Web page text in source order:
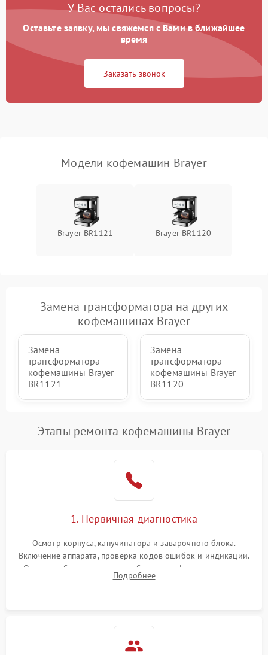
У Вас остались вопросы?
Оставьте заявку, мы свяжемся с Вами в ближайшее
время
Заказать звонок
Модели кофемашин Brayer
Brayer BR1121 Brayer BR1120
Замена трансформатора на других
кофемашинах Brayer
Замена
трансформатора
кофемашины Brayer
BR1121
Замена
трансформатора
кофемашины Brayer
BR1120
Этапы ремонта кофемашины Brayer
1. Первичная диагностика
Осмотр корпуса, капучинатора и заварочного блока.
Включение аппарата, проверка кодов ошибок и индикации.
Оценка работы помпы, термоблока и кофемолки на слух.
Измерение температуры и давления воды для выявления
Подробнее